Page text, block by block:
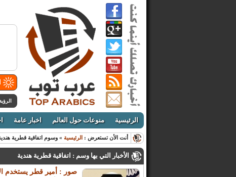
الرئيسية منوعات حول العالم اخبار عامة
أنت الأن تستعرض : الرئيسية » وسوم اتفاقية قطرية
الأخبار التي بها وسم : اتفاقية قطرية هندية
صور : أمير قطر يستخدم